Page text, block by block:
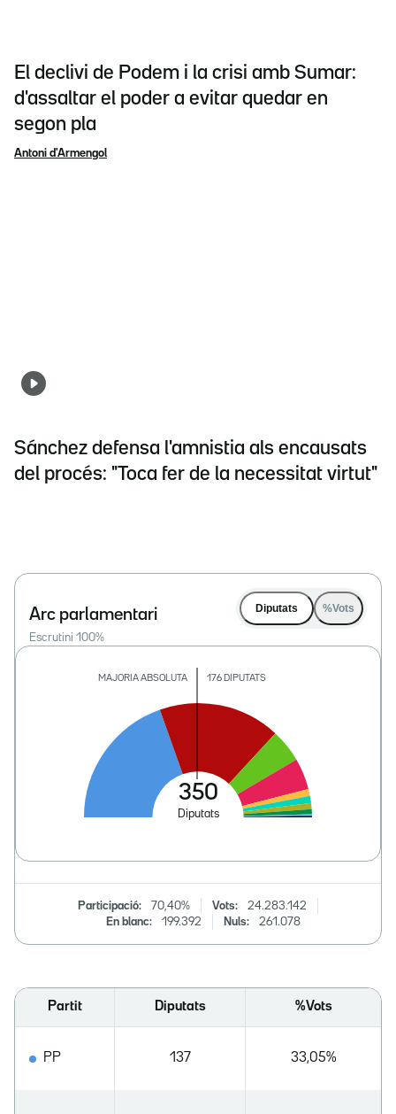
El declivi de Podem i la crisi amb Sumar:
d'assaltar el poder a evitar quedar en
segon pla
Antoni d'Armengol
Sánchez defensa l'amnistia als encausats
del procés: "Toca fer de la necessitat virtut"
Arc parlamentari
Escrutini 100%
Diputats %Vots
Participació: 70,40% Vots:
24.283.142
En blanc:
199.392 Nuls: 261.078
Partit Diputats %Vots
PP 137 33,05%